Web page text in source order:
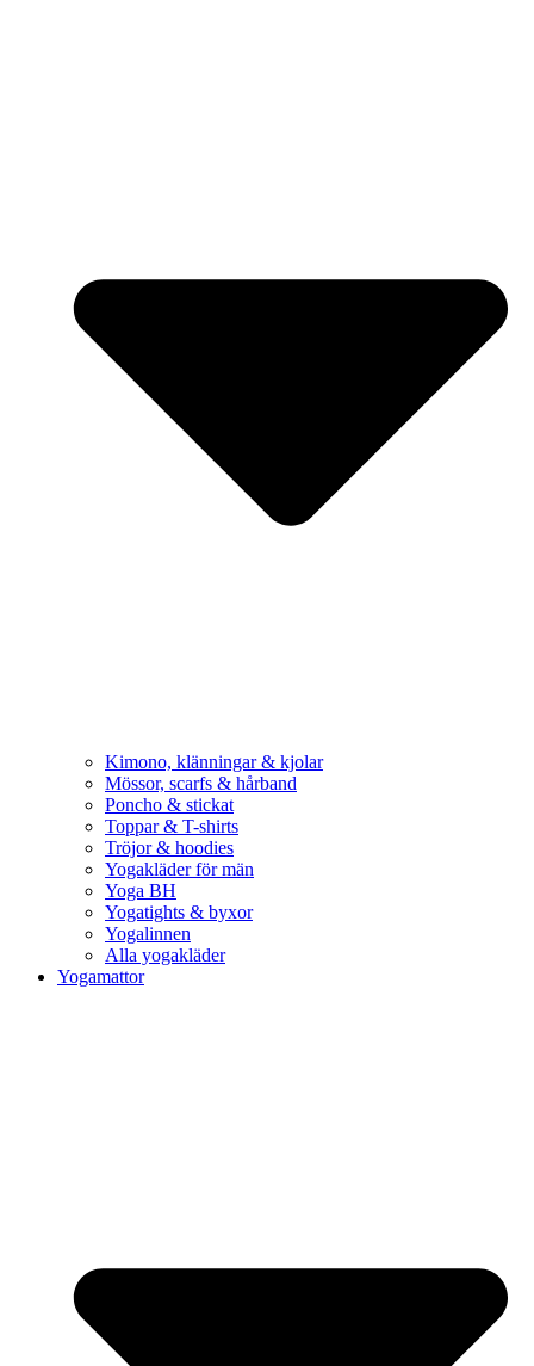
Kimono, klänningar & kjolar
Mössor, scarfs & hårband
Poncho & stickat
Toppar & T-shirts
Tröjor & hoodies
Yogakläder för män
Yoga BH
Yogatights & byxor
Yogalinnen
Alla yogakläder
Yogamattor